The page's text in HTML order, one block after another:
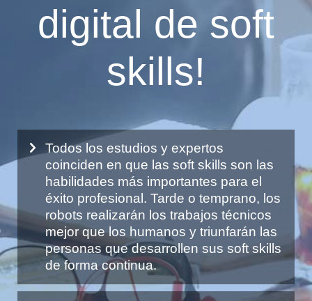
digital de soft
skills!
Todos los estudios y expertos
coinciden en que las soft skills son las
habilidades más importantes para el
éxito profesional. Tarde o temprano, los
robots realizarán los trabajos técnicos
mejor que los humanos y triunfarán las
personas que desarrollen sus soft skills
de forma continua.